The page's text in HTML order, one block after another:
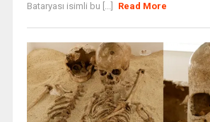
Bataryası isimli bu [...]
Read More